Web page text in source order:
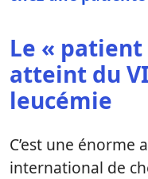
Le «
atteint du
leucémie
C’est une énorme
international de